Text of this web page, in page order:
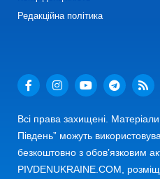
Редакційна політика
Всі права захищені. Матеріали
Південь” можуть
безкоштовно з обов’язковим
PIVDENUKRAINE.COM,